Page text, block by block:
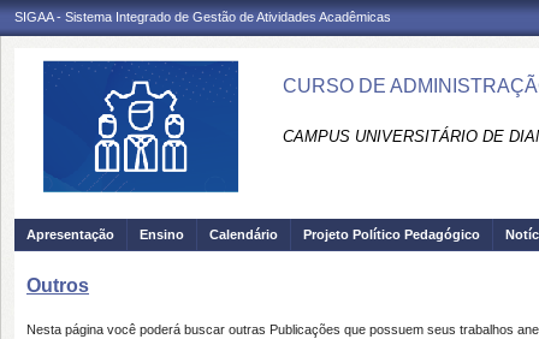
SIGAA - Sistema Integrado de Gestão de Atividades Acadêmicas
CURSO DE
CAMPUS UNIVERSITÁRIO DE
Apresentação Ensino Calendário Projeto Político Pedagógico
Outros
Nesta página você poderá buscar outras Publicações que possuem seus trabalhos